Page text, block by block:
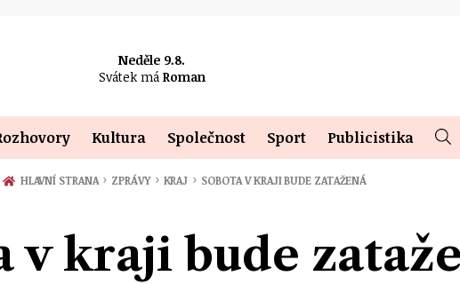
Neděle 9.8.
Svátek má Roman
Kultura Společnost Sport Publicistika
HLAVNÍ STRANA › ZPRÁVY › KRAJ › SOBOTA V KRAJI BUDE ZATAŽENÁ
v kraji bude